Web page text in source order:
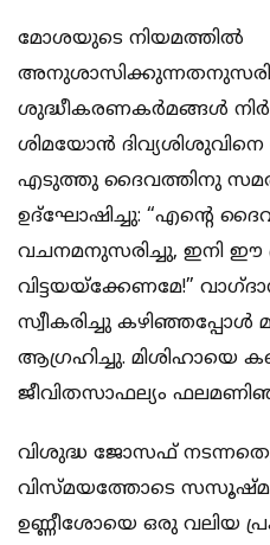
മോശയുടെ നിയമത്തിൽ
അനുശാസിക്കുന്നതനുസരിച്
ശുദ്ധീകരണകർമങ്ങൾ
ശിമയോൻ
എടുത്തു ദൈവത്തിനു
ഉദ്ഘോഷിച്ചു: “എന്റെ
വചനമനുസരിച്ചു, ഇനി ഈ
വിട്ടയയ്ക്കേണമേ!”
സ്വീകരിച്ചു
ആഗ്രഹിച്ചു. മിശിഹായെ
ജീവിതസാഫല്യം
വിശുദ്ധ ജോസഫ്
വിസ്മയത്തോടെ സസൂഷ്മം
ഉണ്ണീശോയെ ഒരു വലിയ